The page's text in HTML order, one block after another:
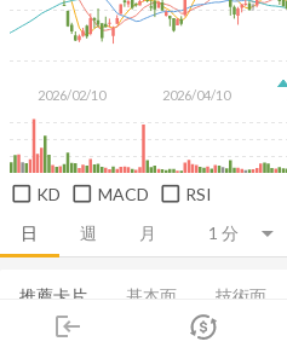
login
市場
日 週 月
2026/02/10 2026/04/10
KD MACD RSI
推薦卡片 基本面 技術面
基本概況